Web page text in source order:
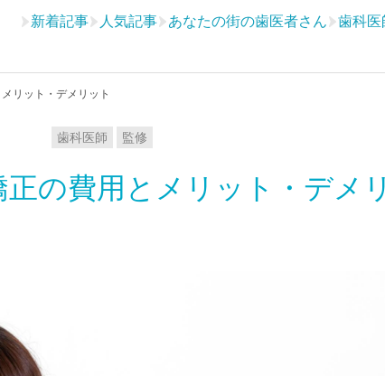
新着記事 人気記事 あなたの街の歯医者さん 歯科医
リット・デメリット
歯科医師 監修
の費用とメリット・デメ